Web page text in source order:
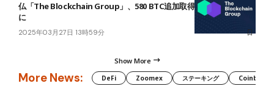
仏「The Blockchain Group」、580 BTC追加取得｜総保有620 BTC
に
2025年03月27日 13時59分
Show More
More News: DeFi Zoomex ステーキング Coinbase